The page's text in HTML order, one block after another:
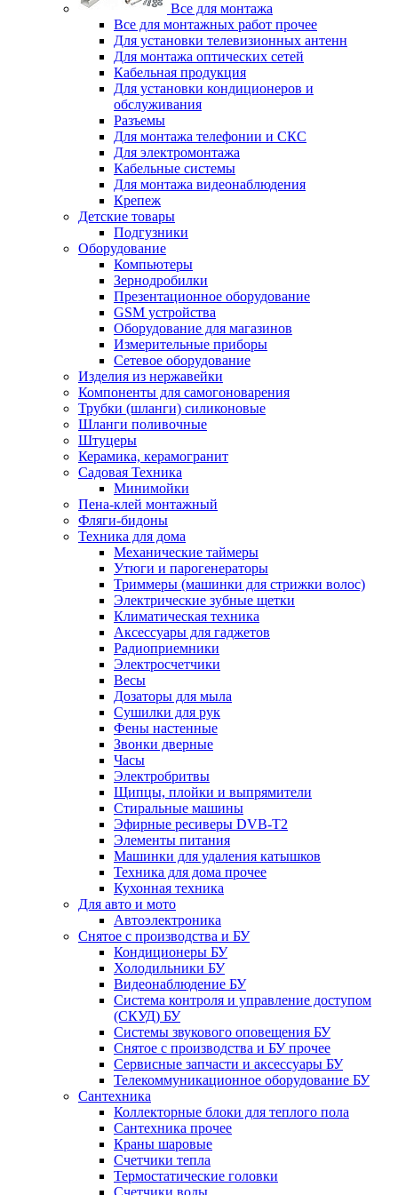
Все для монтажа
Все для монтажных работ прочее
Для установки телевизионных антенн
Для монтажа оптических сетей
Кабельная продукция
Для установки кондиционеров и
обслуживания
Разъемы
Для монтажа телефонии и СКС
Для электромонтажа
Кабельные системы
Для монтажа видеонаблюдения
Крепеж
Детские товары
Подгузники
Оборудование
Компьютеры
Зернодробилки
Презентационное оборудование
GSM устройства
Оборудование для магазинов
Измерительные приборы
Сетевое оборудование
Изделия из нержавейки
Компоненты для самогоноварения
Трубки (шланги) силиконовые
Шланги поливочные
Штуцеры
Керамика, керамогранит
Садовая Техника
Минимойки
Пена-клей монтажный
Фляги-бидоны
Техника для дома
Механические таймеры
Утюги и парогенераторы
Триммеры (машинки для стрижки волос)
Электрические зубные щетки
Климатическая техника
Аксессуары для гаджетов
Радиоприемники
Электросчетчики
Весы
Дозаторы для мыла
Сушилки для рук
Фены настенные
Звонки дверные
Часы
Электробритвы
Щипцы, плойки и выпрямители
Стиральные машины
Эфирные ресиверы DVB-T2
Элементы питания
Машинки для удаления катышков
Техника для дома прочее
Кухонная техника
Для авто и мото
Автоэлектроника
Снятое с производства и БУ
Кондиционеры БУ
Холодильники БУ
Видеонаблюдение БУ
Система контроля и управление доступом
(СКУД) БУ
Системы звукового оповещения БУ
Снятое с производства и БУ прочее
Сервисные запчасти и аксессуары БУ
Телекоммуникационное оборудование БУ
Сантехника
Коллекторные блоки для теплого пола
Сантехника прочее
Краны шаровые
Счетчики тепла
Термоcтатические головки
Счетчики воды